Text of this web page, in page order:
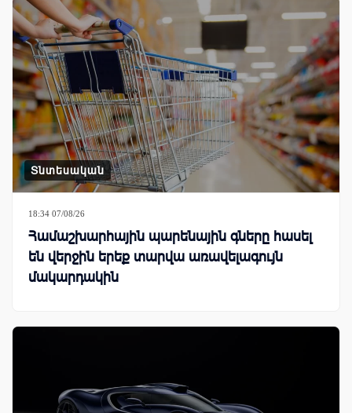
Տնտեսական
18:34 07/08/26
Համաշխարհային պարենային գները հասել
են վերջին երեք տարվա առավելագույն
մակարդակին